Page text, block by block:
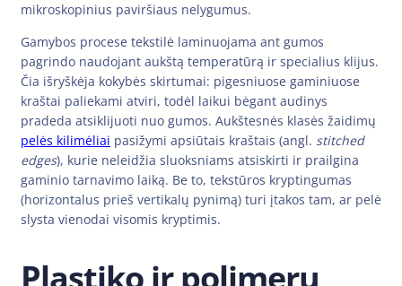
mikroskopinius paviršiaus nelygumus.
Gamybos procese tekstilė laminuojama ant gumos
pagrindo naudojant aukštą temperatūrą ir specialius klijus.
Čia išryškėja kokybės skirtumai: pigesniuose gaminiuose
kraštai paliekami atviri, todėl laikui bėgant audinys
pradeda atsiklijuoti nuo gumos. Aukštesnės klasės žaidimų
pelės kilimėliai pasižymi apsiūtais kraštais (angl. stitched
edges), kurie neleidžia sluoksniams atsiskirti ir prailgina
gaminio tarnavimo laiką. Be to, tekstūros kryptingumas
(horizontalus prieš vertikalų pynimą) turi įtakos tam, ar pelė
slysta vienodai visomis kryptimis.